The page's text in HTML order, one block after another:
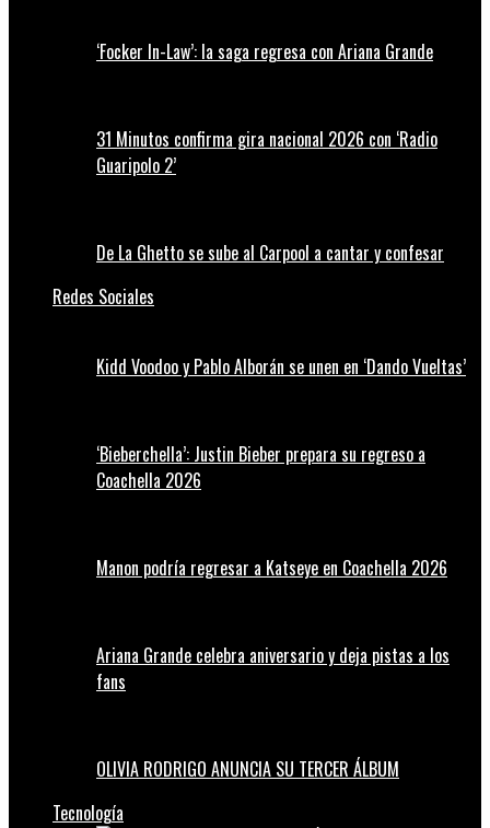
‘Focker In-Law’: la saga regresa con Ariana Grande
31 Minutos confirma gira nacional 2026 con ‘Radio
Guaripolo 2’
De La Ghetto se sube al Carpool a cantar y confesar
Redes Sociales
Kidd Voodoo y Pablo Alborán se unen en ‘Dando Vueltas’
‘Bieberchella’: Justin Bieber prepara su regreso a
Coachella 2026
Manon podría regresar a Katseye en Coachella 2026
Ariana Grande celebra aniversario y deja pistas a los
fans
OLIVIA RODRIGO ANUNCIA SU TERCER ÁLBUM
Tecnología